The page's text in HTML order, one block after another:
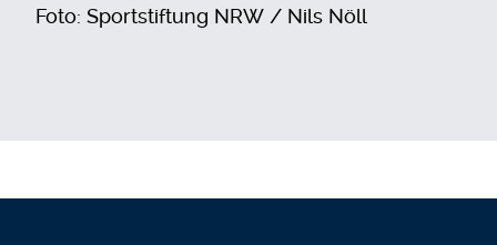
Foto: Sportstiftung NRW / Nils Nöll